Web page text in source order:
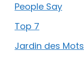
People Say
Top 7
Jardin des Mots